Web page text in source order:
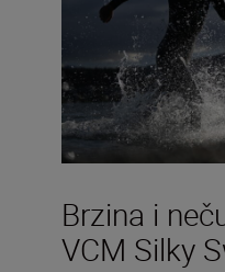
Brzina i
VCM Silky